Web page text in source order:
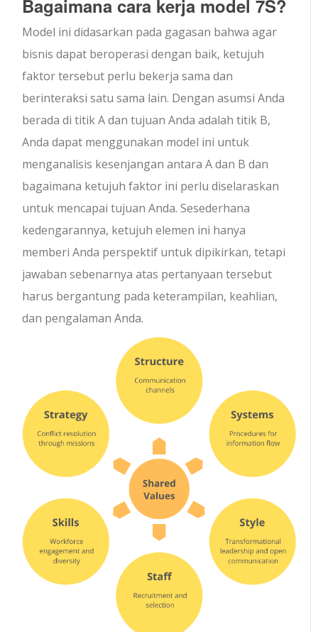
Bagaimana cara kerja model 7S?
Model ini didasarkan pada gagasan bahwa agar
bisnis dapat beroperasi dengan baik, ketujuh
faktor tersebut perlu bekerja sama dan
berinteraksi satu sama lain. Dengan asumsi Anda
berada di titik A dan tujuan Anda adalah titik B,
Anda dapat menggunakan model ini untuk
menganalisis kesenjangan antara A dan B dan
bagaimana ketujuh faktor ini perlu diselaraskan
untuk mencapai tujuan Anda. Sesederhana
kedengarannya, ketujuh elemen ini hanya
memberi Anda perspektif untuk dipikirkan, tetapi
jawaban sebenarnya atas pertanyaan tersebut
harus bergantung pada keterampilan, keahlian,
dan pengalaman Anda.